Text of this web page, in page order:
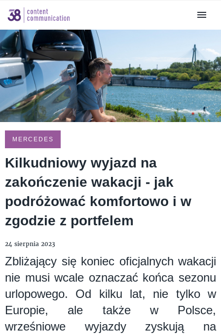
MERCEDES
Kilkudniowy wyjazd na
zakończenie wakacji - jak
podróżować komfortowo i w
zgodzie z portfelem
24 sierpnia 2023
Zbliżający się koniec oficjalnych wakacji
nie musi wcale oznaczać końca sezonu
urlopowego. Od kilku lat, nie tylko w
Europie, ale także w Polsce,
wrześniowe wyjazdy zyskują na